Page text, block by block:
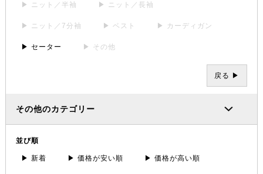
▶ ニット／半袖 ▶ ニット／長袖
▶ ニット／7分袖 ▶ ベスト ▶ カーディガン
▶ セーター ▶ その他
戻る ▶
その他のカテゴリー
並び順
▶ 新着 ▶ 価格が安い順 ▶ 価格が高い順